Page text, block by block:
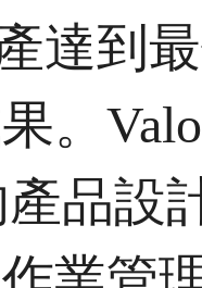
達到
。
產品設